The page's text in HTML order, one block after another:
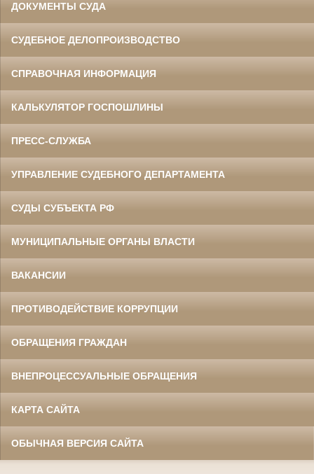
ДОКУМЕНТЫ СУДА
СУДЕБНОЕ ДЕЛОПРОИЗВОДСТВО
СПРАВОЧНАЯ ИНФОРМАЦИЯ
КАЛЬКУЛЯТОР ГОСПОШЛИНЫ
ПРЕСС-СЛУЖБА
УПРАВЛЕНИЕ СУДЕБНОГО ДЕПАРТАМЕНТА
СУДЫ СУБЪЕКТА РФ
МУНИЦИПАЛЬНЫЕ ОРГАНЫ ВЛАСТИ
ВАКАНСИИ
ПРОТИВОДЕЙСТВИЕ КОРРУПЦИИ
ОБРАЩЕНИЯ ГРАЖДАН
ВНЕПРОЦЕССУАЛЬНЫЕ ОБРАЩЕНИЯ
КАРТА САЙТА
ОБЫЧНАЯ ВЕРСИЯ САЙТА